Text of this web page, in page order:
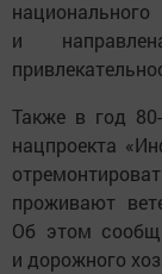
и
Также в год
нацпроекта
проживают
Об этом
и дорожного